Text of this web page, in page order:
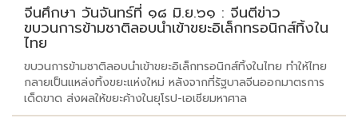
จีนศึกษา วันจันทร์ที่ ๑๘ มิ.ย.๖๑ : จีนตีข่าว
ขบวนการข้ามชาติลอบนำเข้าขยะอิเล็กทรอนิกส์ทิ้งใน
ไทย
ขบวนการข้ามชาติลอบนำเข้าขยะอิเล็กทรอนิกส์ทิ้งในไทย ทำให้ไทย
กลายเป็นแหล่งทิ้งขยะแห่งใหม่ หลังจากที่รัฐบาลจีนออกมาตรการ
เด็ดขาด ส่งผลให้ขยะค้างในยุโรป-เอเชียมหาศาล